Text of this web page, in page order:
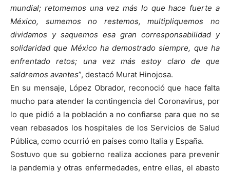
mundial; retomemos una vez más lo que hace fuerte a
México, sumemos no restemos, multipliquemos no
dividamos y saquemos esa gran corresponsabilidad y
solidaridad que México ha demostrado siempre, que ha
enfrentado retos; una vez más estoy claro de que
saldremos avantes”, destacó Murat Hinojosa.
En su mensaje, López Obrador, reconoció que hace falta
mucho para atender la contingencia del Coronavirus, por
lo que pidió a la población a no confiarse para que no se
vean rebasados los hospitales de los Servicios de Salud
Pública, como ocurrió en países como Italia y España.
Sostuvo que su gobierno realiza acciones para prevenir
la pandemia y otras enfermedades, entre ellas, el abasto